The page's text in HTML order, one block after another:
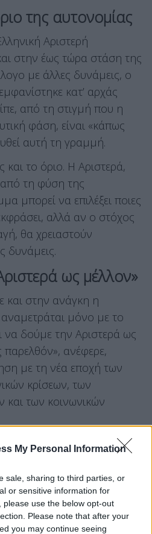
My Personal Information
sale, sharing to third parties, or
or sensitive information for
use the below opt-out
Please note that after your
you may continue seeing
της αυτονομίας
Αριστερή
στην έως τώρα στάση της
με άλλες δυνάμεις, ο
κατ’ αρχάς
από τη στιγμή που η
φάση, είναι «κάπως
αυτή τη γραμμή.
το όριο. Η Αριστερά,
τη φύση της
μπορεί να επιλέξει ποιες
αλλά αν ο στόχος
θα χρειαστούν
δυνάμεις.
ως μέλλον»
και στην ανάγκη η
μόνο με το
να δούμε την Αριστερά ως
παρελθόν», ανέφερε,
με τη νέα εποχή των
κρίσεων, των
και των κοινωνικών
Αλέξη Τσίπρα μπορεί να
θα δείξει», είπε.
που έκλεισε
Δραγασάκης